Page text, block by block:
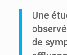
Une
de